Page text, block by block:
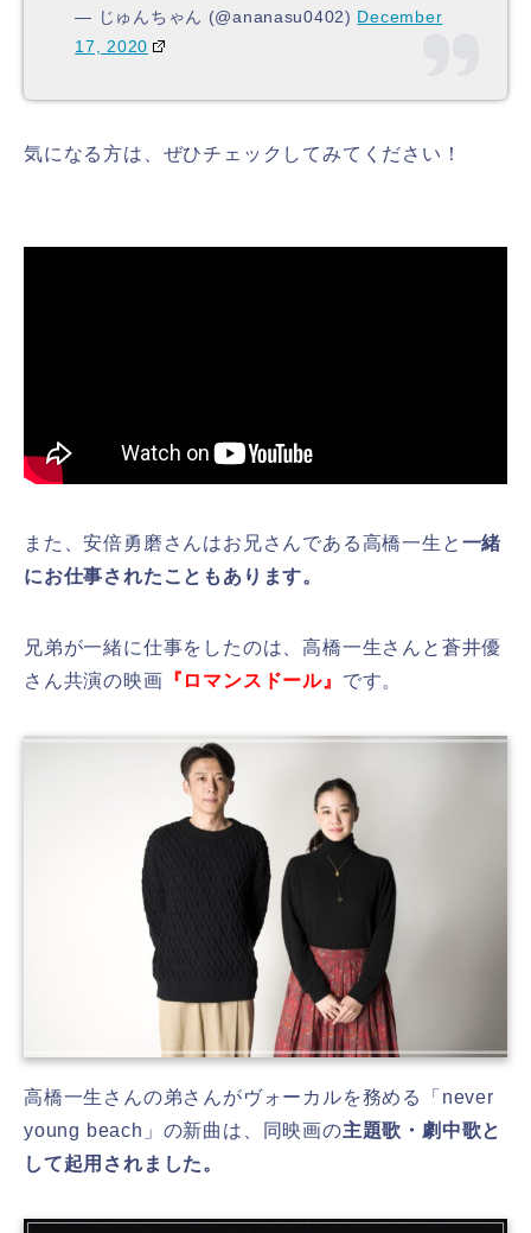
— じゅんちゃん (@ananasu0402) December
17, 2020
気になる方は、ぜひチェックしてみてください！
また、安倍勇磨さんはお兄さんである高橋一生と 一緒
にお仕事されたこともあります。
兄弟が一緒に仕事をしたのは、高橋一生さんと蒼井優
さん共演の映画 『ロマンスドール』 です。
高橋一生さんの弟さんがヴォーカルを務める「never
young beach」の新曲は、同映画の主題歌・劇中歌と
して起用されました。